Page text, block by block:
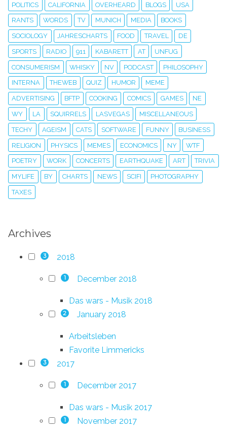
POLITICS CALIFORNIA OVERHEARD BLOGS USA
RANTS WORDS TV MUNICH MEDIA BOOKS
SOCIOLOGY JAHRESCHARTS FOOD TRAVEL DE
SPORTS RADIO 911 KABARETT AT UNFUG
CONSUMERISM WHISKY NV PODCAST PHILOSOPHY
INTERNA THEWEB QUIZ HUMOR MEME
ADVERTISING BFTP COOKING COMICS GAMES NE
WY LA SQUIRRELS LASVEGAS MISCELLANEOUS
TECHY AGEISM CATS SOFTWARE FUNNY BUSINESS
RELIGION PHYSICS MEMES ECONOMICS NY WTF
POETRY WORK CONCERTS EARTHQUAKE ART TRIVIA
MYLIFE BY CHARTS NEWS SCIFI PHOTOGRAPHY
TAXES
Archives
3 2018
1 December 2018
Das wars - Musik 2018
2 January 2018
Arbeitsleben
Favorite Limmericks
3 2017
1 December 2017
Das wars - Musik 2017
1 November 2017